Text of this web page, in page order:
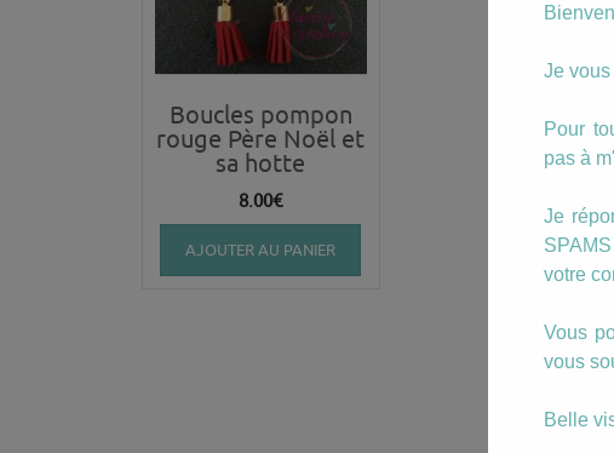
Boucles pompon
rouge Père Noël et
sa hotte
8.00€
AJOUTER AU PANIER
Je
Pour
pas à
Je
votre
Vous
vous
Belle